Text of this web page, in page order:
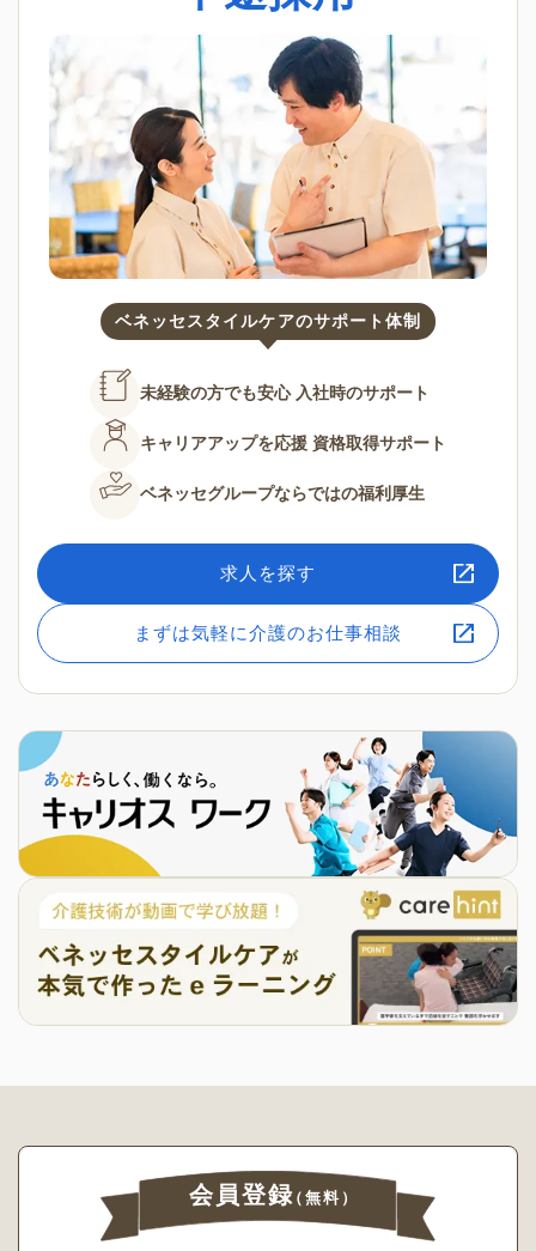
ベネッセスタイルケアのサポート体制
未経験の方でも安心 入社時のサポート
キャリアアップを応援 資格取得サポート
ベネッセグループならではの福利厚生
求人を探す
まずは気軽に介護のお仕事相談
会員登録（無料）